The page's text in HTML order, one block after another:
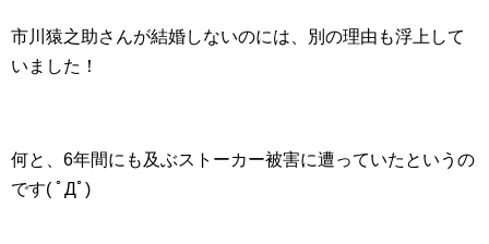
市川猿之助さんが結婚しないのには、別の理由も浮上して
いました！
何と、6年間にも及ぶストーカー被害に遭っていたというの
です( ﾟДﾟ)